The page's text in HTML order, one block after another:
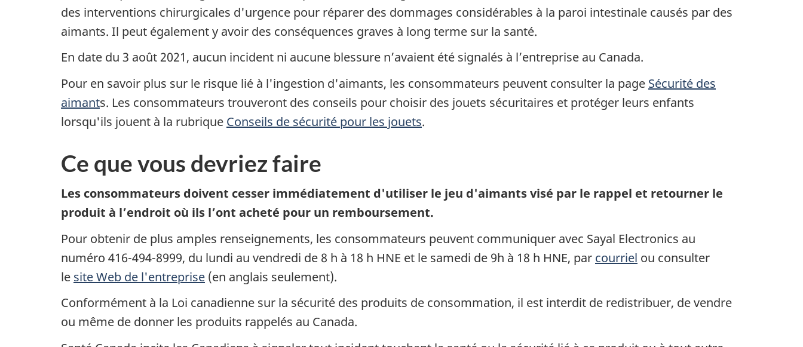
des interventions chirurgicales d'urgence pour réparer des dommages considérables à la paroi intestinale causés par des
aimants. Il peut également y avoir des conséquences graves à long terme sur la santé.
En date du 3 août 2021, aucun incident ni aucune blessure n’avaient été signalés à l’entreprise au Canada.
Pour en savoir plus sur le risque lié à l'ingestion d'aimants, les consommateurs peuvent consulter la page Sécurité des
aimants. Les consommateurs trouveront des conseils pour choisir des jouets sécuritaires et protéger leurs enfants
lorsqu'ils jouent à la rubrique Conseils de sécurité pour les jouets.
Ce que vous devriez faire
Les consommateurs doivent cesser immédiatement d'utiliser le jeu d'aimants visé par le rappel et retourner le
produit à l’endroit où ils l’ont acheté pour un remboursement.
Pour obtenir de plus amples renseignements, les consommateurs peuvent communiquer avec Sayal Electronics au
numéro 416-494-8999, du lundi au vendredi de 8 h à 18 h HNE et le samedi de 9h à 18 h HNE, par courriel ou consulter
le site Web de l'entreprise (en anglais seulement).
Conformément à la Loi canadienne sur la sécurité des produits de consommation, il est interdit de redistribuer, de vendre
ou même de donner les produits rappelés au Canada.